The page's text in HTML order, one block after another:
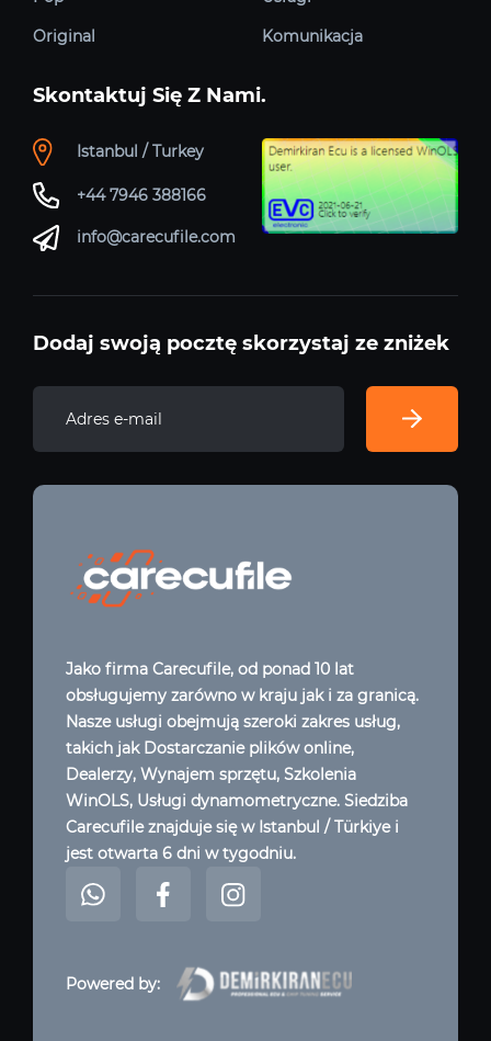
Original
Komunikacja
Skontaktuj Się Z Nami.
Istanbul / Turkey
+44 7946 388166
info@carecufile.com
Dodaj swoją pocztę skorzystaj ze zniżek
Jako firma Carecufile, od ponad 10 lat
obsługujemy zarówno w kraju jak i za granicą.
Nasze usługi obejmują szeroki zakres usług,
takich jak Dostarczanie plików online,
Dealerzy, Wynajem sprzętu, Szkolenia
WinOLS, Usługi dynamometryczne. Siedziba
Carecufile znajduje się w Istanbul / Türkiye i
jest otwarta 6 dni w tygodniu.
Powered by: